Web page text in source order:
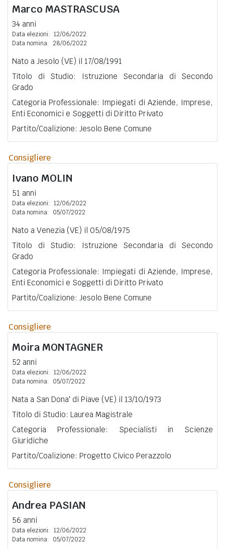
Marco MASTRASCUSA
34 anni
Data elezioni: 12/06/2022
Data nomina: 28/06/2022
Nato a Jesolo (VE) il 17/08/1991
Titolo di Studio: Istruzione Secondaria di Secondo
Grado
Categoria Professionale: Impiegati di Aziende, Imprese,
Enti Economici e Soggetti di Diritto Privato
Partito/Coalizione: Jesolo Bene Comune
Consigliere
Ivano MOLIN
51 anni
Data elezioni: 12/06/2022
Data nomina:
05/07/2022
Nato a Venezia (VE) il 05/08/1975
Titolo di Studio: Istruzione Secondaria di Secondo
Grado
Categoria Professionale: Impiegati di Aziende, Imprese,
Enti Economici e Soggetti di Diritto Privato
Partito/Coalizione: Jesolo Bene Comune
Consigliere
Moira MONTAGNER
52 anni
Data elezioni: 12/06/2022
Data nomina:
05/07/2022
Nata a San Dona' di Piave (VE) il 13/10/1973
Titolo di Studio: Laurea Magistrale
Categoria Professionale: Specialisti in Scienze
Giuridiche
Partito/Coalizione: Progetto Civico Perazzolo
Consigliere
Andrea PASIAN
56 anni
Data elezioni: 12/06/2022
Data nomina:
05/07/2022